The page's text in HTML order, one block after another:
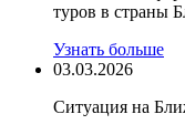
туров в страны
Узнать больше
03.03.2026
Ситуация на